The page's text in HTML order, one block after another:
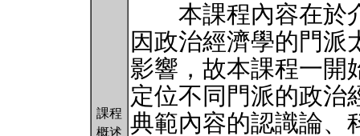
課程
概述
本課程內容在於介
因政治經濟學的門派
影響，故本課程一開
定位不同門派的政治
典範內容的認識論、